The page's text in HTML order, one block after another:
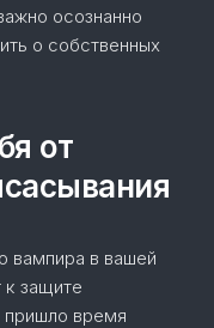
осознанно
о собственных
от
вампира в вашей
защите
пришло время